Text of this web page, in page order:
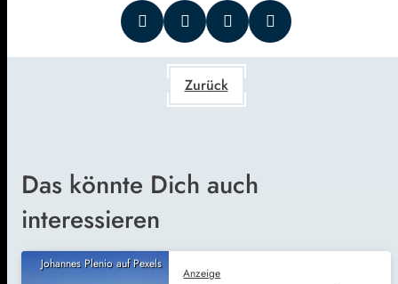
Zurück
Das könnte Dich auch
interessieren
Johannes Plenio auf Pexels
Anzeige